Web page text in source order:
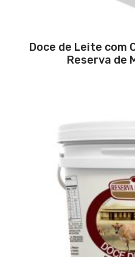
Doce de Leite com
Reserva de